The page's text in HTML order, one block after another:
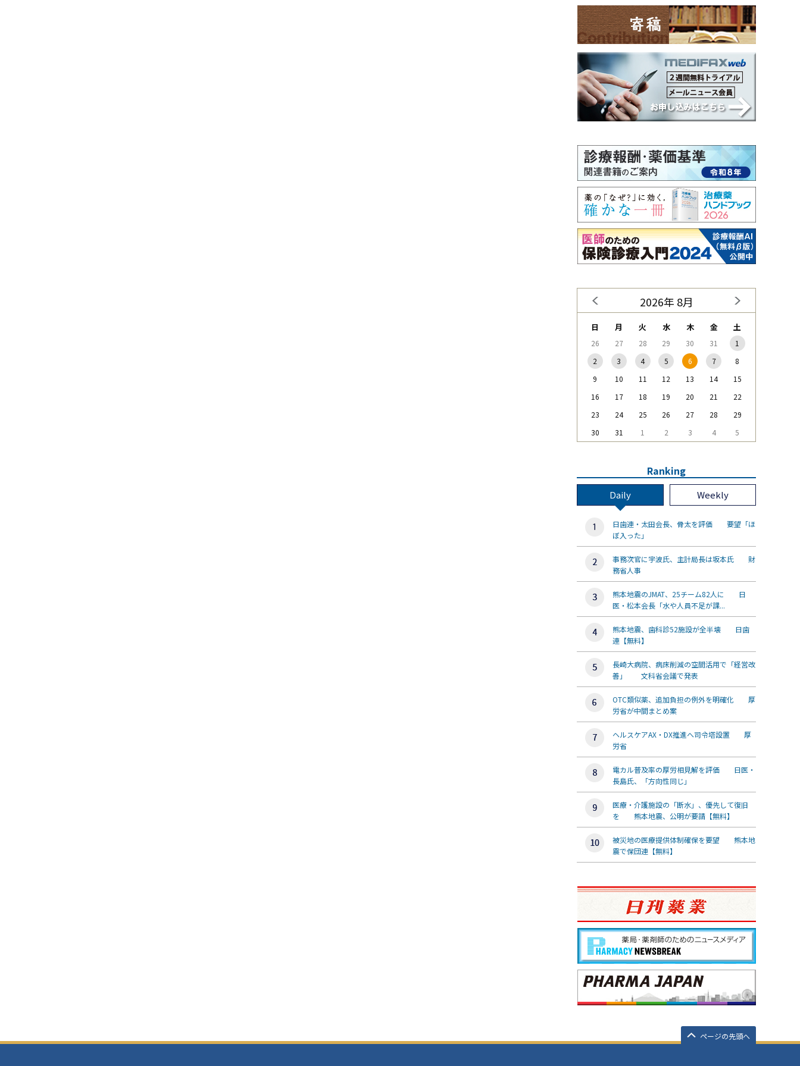
2026年 8月
日 月 火 水 木 金 土
26 27 28 29 30 31
1
2
3 4 5 6 7
8
9
10 11 12 13 14
15
16
17 18 19 20 21
22
23
24 25 26 27 28
29
30
31 1 2 3 4 5
Ranking
Daily Weekly
日歯連・太田会長、骨太を評価 要望「ほ
ぼ入った」
事務次官に宇波氏、主計局長は坂本氏 財
務省人事
熊本地震のJMAT、25チーム82人に 日
医・松本会長「水や人員不足が課...
熊本地震、歯科診52施設が全半壊 日歯
連【無料】
長崎大病院、病床削減の空間活用で「経営改
善」 文科省会議で発表
OTC類似薬、追加負担の例外を明確化 厚
労省が中間まとめ案
ヘルスケアAX・DX推進へ司令塔設置 厚
労省
電カル普及率の厚労相見解を評価 日医・
長島氏、「方向性同じ」
医療・介護施設の「断水」、優先して復旧
を 熊本地震、公明が要請【無料】
被災地の医療提供体制確保を要望 熊本地
震で保団連【無料】
ページの先頭へ